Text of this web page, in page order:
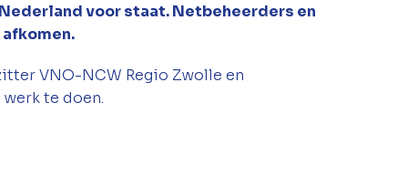
voor staat. Netbeheerders en
VNO-NCW Regio Zwolle en
te doen.